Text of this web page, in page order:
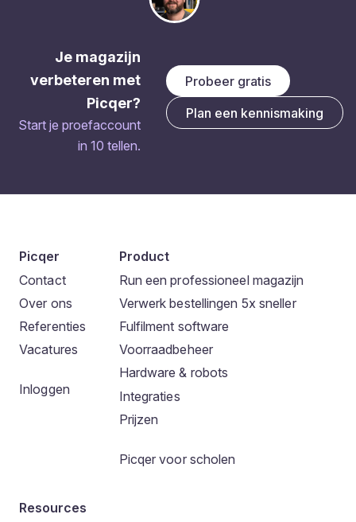
Je magazijn
verbeteren met
Picqer?
Start je proefaccount
in 10 tellen.
Probeer gratis
Plan een kennismaking
Picqer
Contact
Over ons
Referenties
Vacatures
Inloggen
Product
Run een professioneel magazijn
Verwerk bestellingen 5x sneller
Fulfilment software
Voorraadbeheer
Hardware & robots
Integraties
Prijzen
Picqer voor scholen
Resources